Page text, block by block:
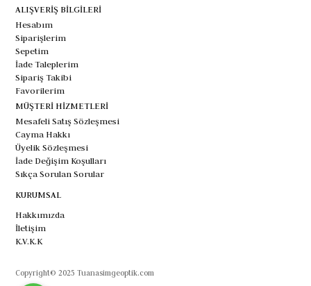
ALIŞVERİŞ BİLGİLERİ
Hesabım
Siparişlerim
Sepetim
İade Taleplerim
Sipariş Takibi
Favorilerim
MÜŞTERİ HİZMETLERİ
Mesafeli Satış Sözleşmesi
Cayma Hakkı
Üyelik Sözleşmesi
İade Değişim Koşulları
Sıkça Sorulan Sorular
KURUMSAL
Hakkımızda
İletişim
K.V.K.K
Copyright© 2025 Tuanasimgeoptik.com